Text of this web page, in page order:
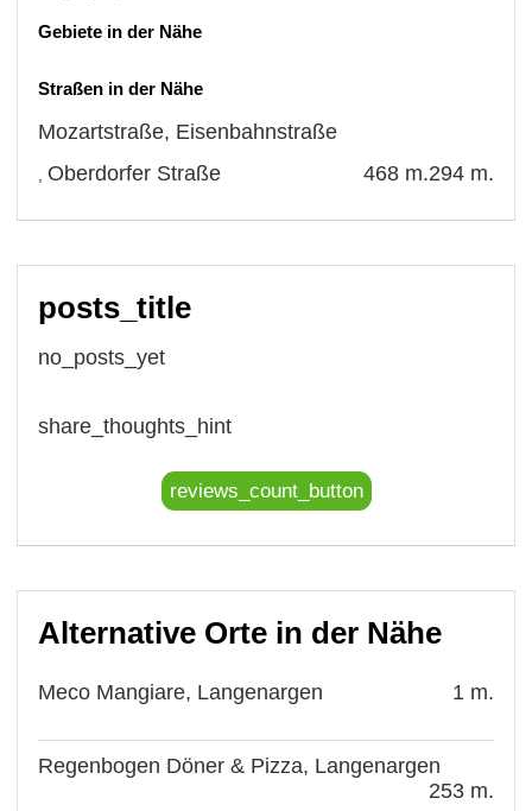
Gebiete in der Nähe
Straßen in der Nähe
Mozartstraße, Eisenbahnstraße
294 m.
Oberdorfer Straße 468 m.
posts_title
no_posts_yet
share_thoughts_hint
reviews_count_button
Alternative Orte in der Nähe
Meco Mangiare, Langenargen 1 m.
Regenbogen Döner & Pizza, Langenargen
253 m.